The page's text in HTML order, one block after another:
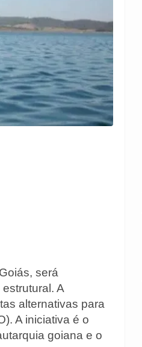
será
A
alternativas para
A iniciativa é o
goiana e o